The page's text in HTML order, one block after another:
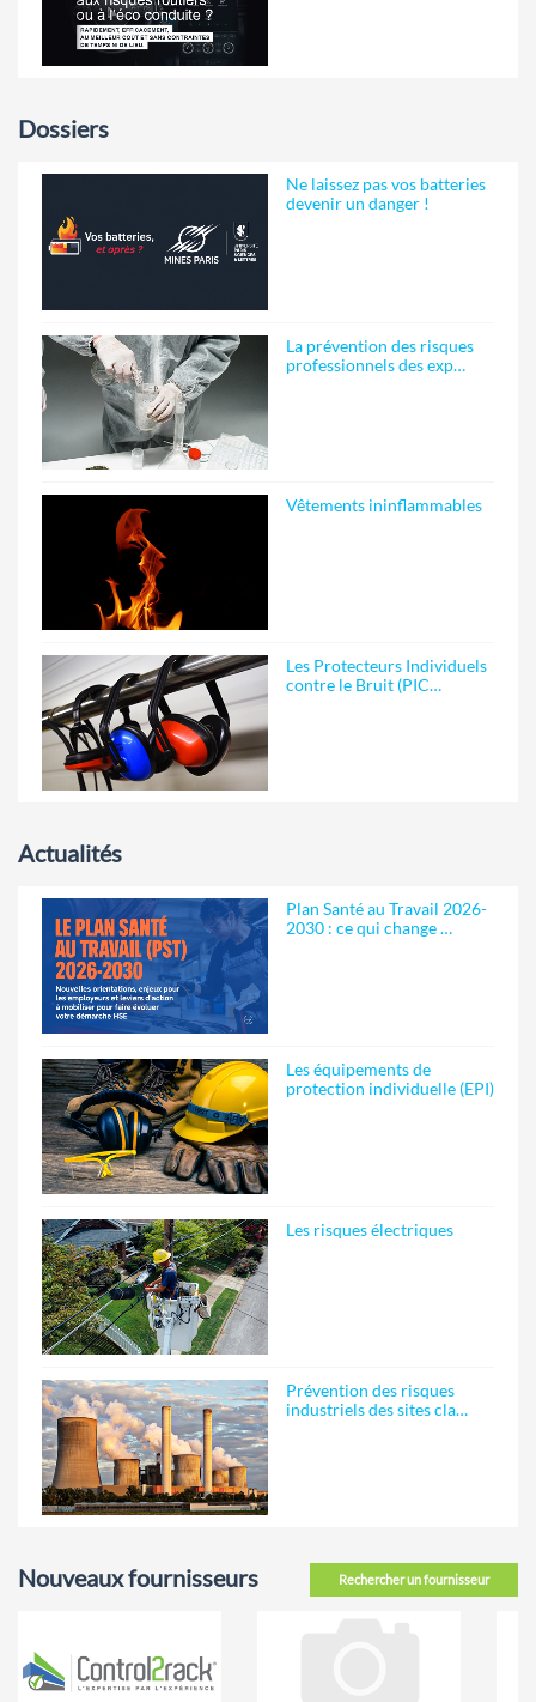
Dossiers
Ne laissez pas vos batteries
devenir un danger !
La prévention des risques
professionnels des exp…
Vêtements ininflammables
Les Protecteurs Individuels
contre le Bruit (PIC…
Actualités
Plan Santé au Travail 2026-
2030 : ce qui change …
Les équipements de
protection individuelle (EPI)
Les risques électriques
Prévention des risques
industriels des sites cla…
Rechercher un fournisseur
Nouveaux fournisseurs